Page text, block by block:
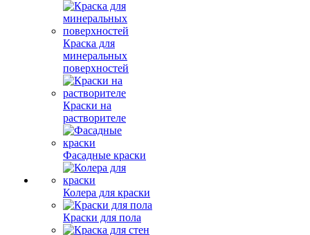
Краска для
минеральных
поверхностей
Краски на
растворителе
Фасадные краски
Колера для краски
Краски для пола